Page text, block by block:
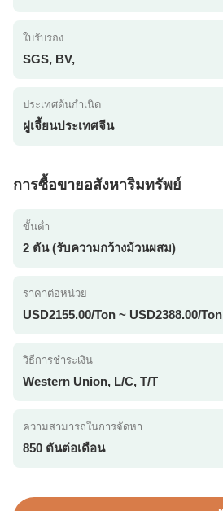
ใบรับรอง
SGS, BV,
ประเทศต้นกำเนิด
ฝูเจี้ยนประเทศจีน
การซื้อขายอสังหาริมทรัพย์
ขั้นต่ำ
2 ตัน (รับความกว้างม้วนผสม)
ราคาต่อหน่วย
USD2155.00/Ton ~ USD2388.00/Ton
วิธีการชำระเงิน
Western Union, L/C, T/T
ความสามารถในการจัดหา
850 ตันต่อเดือน